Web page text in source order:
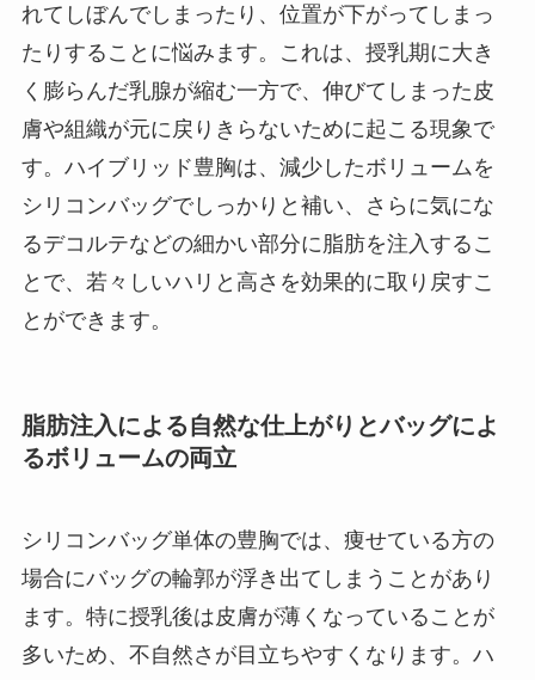
れてしぼんでしまったり、位置が下がってしまっ
たりすることに悩みます。これは、授乳期に大き
く膨らんだ乳腺が縮む一方で、伸びてしまった皮
膚や組織が元に戻りきらないために起こる現象で
す。ハイブリッド豊胸は、減少したボリュームを
シリコンバッグでしっかりと補い、さらに気にな
るデコルテなどの細かい部分に脂肪を注入するこ
とで、若々しいハリと高さを効果的に取り戻すこ
とができます。
脂肪注入による自然な仕上がりとバッグによ
るボリュームの両立
シリコンバッグ単体の豊胸では、痩せている方の
場合にバッグの輪郭が浮き出てしまうことがあり
ます。特に授乳後は皮膚が薄くなっていることが
多いため、不自然さが目立ちやすくなります。ハ